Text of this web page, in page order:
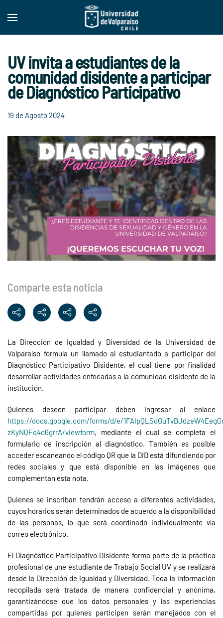
Skip to main content
UV invita a estudiantes de la
comunidad disidente a participar
de Diagnóstico Participativo
19 de Agosto 2024
Comparte esta noticia
La Dirección de Igualdad y Diversidad de la Universidad de
Valparaíso formula un llamado al estudiantado a participar del
Diagnóstico Participativo Disidente, el cual tiene por finalidad
desarrollar actividades enfocadas a la comunidad disidente de la
institución.
Quienes deseen participar deben ingresar al enlace
https://docs.google.com/forms/d/e/
zKyNQFq4o6grrA/viewform, mediante el cual se completa el
formulario de inscripción al diagnóstico. También es posible
acceder escaneando el código QR que la DID está difundiendo por
redes sociales y que está disponible en las imágenes que
complementan esta nota.
Quienes se inscriban tendrán acceso a diferentes actividades,
cuyos horarios serán determinados de acuerdo a la disponibilidad
de las personas, lo que será coordinado individualmente vía
correo electrónico.
El Diagnóstico Participativo Disidente forma parte de la práctica
profesional de une estudiante de Trabajo Social UV y se realizará
desde la Dirección de Igualdad y Diversidad. Toda la información
recopilada será tratada de manera confidencial y anónima,
garantizándose que los datos personales y las experiencias
compartidas por quienes participen serán manejados con el